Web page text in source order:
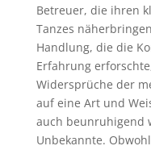
Betreuer, die ihren
Tanzes
Handlung, die die
Erfahrung
Widersprüche der
auf eine Art und
auch beunruhigend
Unbekannte.